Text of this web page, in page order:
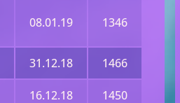
08.01.19 1346
31.12.18 1466
16.12.18 1450